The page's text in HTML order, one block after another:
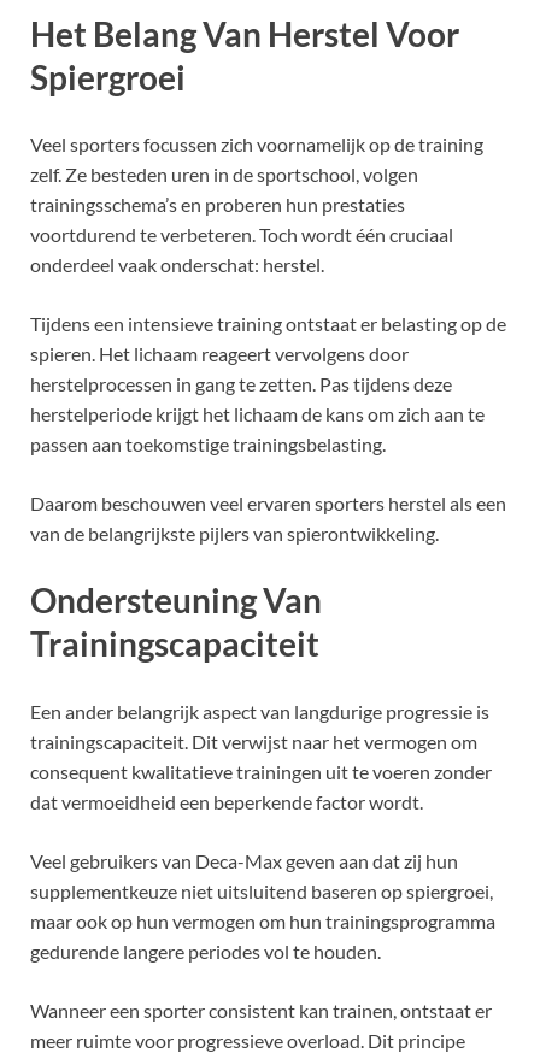
Het Belang Van Herstel Voor
Spiergroei
Veel sporters focussen zich voornamelijk op de training
zelf. Ze besteden uren in de sportschool, volgen
trainingsschema’s en proberen hun prestaties
voortdurend te verbeteren. Toch wordt één cruciaal
onderdeel vaak onderschat: herstel.
Tijdens een intensieve training ontstaat er belasting op de
spieren. Het lichaam reageert vervolgens door
herstelprocessen in gang te zetten. Pas tijdens deze
herstelperiode krijgt het lichaam de kans om zich aan te
passen aan toekomstige trainingsbelasting.
Daarom beschouwen veel ervaren sporters herstel als een
van de belangrijkste pijlers van spierontwikkeling.
Ondersteuning Van
Trainingscapaciteit
Een ander belangrijk aspect van langdurige progressie is
trainingscapaciteit. Dit verwijst naar het vermogen om
consequent kwalitatieve trainingen uit te voeren zonder
dat vermoeidheid een beperkende factor wordt.
Veel gebruikers van Deca-Max geven aan dat zij hun
supplementkeuze niet uitsluitend baseren op spiergroei,
maar ook op hun vermogen om hun trainingsprogramma
gedurende langere periodes vol te houden.
Wanneer een sporter consistent kan trainen, ontstaat er
meer ruimte voor progressieve overload. Dit principe